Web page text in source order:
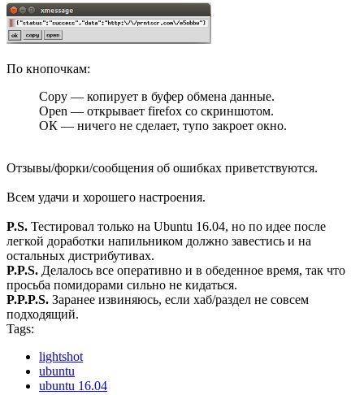
По кнопочкам:
Сopy — копирует в буфер обмена данные.
Open — открывает firefox со скриншотом.
ОК — ничего не сделает, тупо закроет окно.
Отзывы/форки/сообщения об ошибках приветствуются.
Всем удачи и хорошего настроения.
P.S. Тестировал только на Ubuntu 16.04, но по идее после
легкой доработки напильником должно завестись и на
остальных дистрибутивах.
P.P.S. Делалось все оперативно и в обеденное время, так что
просьба помидорами сильно не кидаться.
P.P.P.S. Заранее извиняюсь, если хаб/раздел не совсем
подходящий.
Tags:
lightshot
ubuntu
ubuntu 16.04